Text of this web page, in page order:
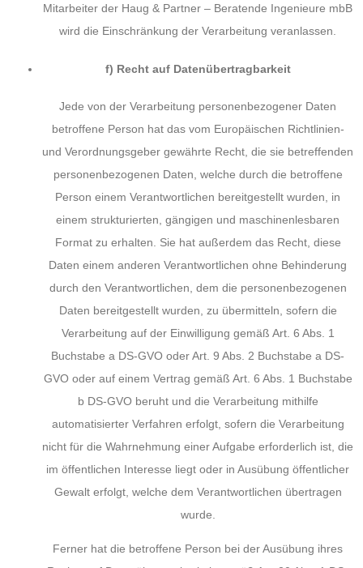
Mitarbeiter der Haug & Partner – Beratende Ingenieure mbB
wird die Einschränkung der Verarbeitung veranlassen.
f) Recht auf Datenübertragbarkeit
Jede von der Verarbeitung personenbezogener Daten
betroffene Person hat das vom Europäischen Richtlinien-
und Verordnungsgeber gewährte Recht, die sie betreffenden
personenbezogenen Daten, welche durch die betroffene
Person einem Verantwortlichen bereitgestellt wurden, in
einem strukturierten, gängigen und maschinenlesbaren
Format zu erhalten. Sie hat außerdem das Recht, diese
Daten einem anderen Verantwortlichen ohne Behinderung
durch den Verantwortlichen, dem die personenbezogenen
Daten bereitgestellt wurden, zu übermitteln, sofern die
Verarbeitung auf der Einwilligung gemäß Art. 6 Abs. 1
Buchstabe a DS-GVO oder Art. 9 Abs. 2 Buchstabe a DS-
GVO oder auf einem Vertrag gemäß Art. 6 Abs. 1 Buchstabe
b DS-GVO beruht und die Verarbeitung mithilfe
automatisierter Verfahren erfolgt, sofern die Verarbeitung
nicht für die Wahrnehmung einer Aufgabe erforderlich ist, die
im öffentlichen Interesse liegt oder in Ausübung öffentlicher
Gewalt erfolgt, welche dem Verantwortlichen übertragen
wurde.
Ferner hat die betroffene Person bei der Ausübung ihres